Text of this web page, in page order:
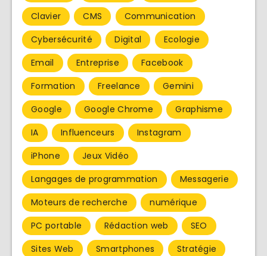
Clavier
CMS
Communication
Cybersécurité
Digital
Ecologie
Email
Entreprise
Facebook
Formation
Freelance
Gemini
Google
Google Chrome
Graphisme
IA
Influenceurs
Instagram
iPhone
Jeux Vidéo
Langages de programmation
Messagerie
Moteurs de recherche
numérique
PC portable
Rédaction web
SEO
Sites Web
Smartphones
Stratégie